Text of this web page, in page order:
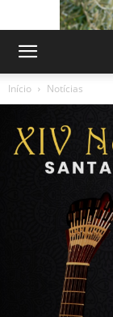
Início Notícias